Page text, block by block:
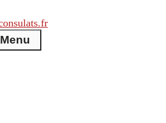
Menu